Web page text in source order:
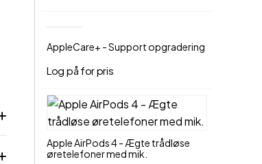
AppleCare+ - Support opgradering
Log på for pris
Apple AirPods 4 - Ægte trådløse
øretelefoner med mik.